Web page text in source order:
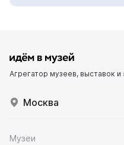
Агрегатор музеев, выставок и
Москва
Музеи